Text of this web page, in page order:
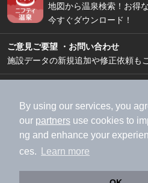
By using our services, you
our partners use cookies to
ng and enhance your
ces.
Learn more
地図から温泉検索！お得
今すぐダウンロード！
ご意見ご要望 ・お問い合わせ
施設データの新規追加や修正依頼も
加盟店募集（資料請求）
利用規約
ライフスタイ
特定商取引法に基づく表記
運営会社